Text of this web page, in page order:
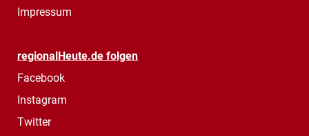
Impressum
regionalHeute.de folgen
Facebook
Instagram
Twitter